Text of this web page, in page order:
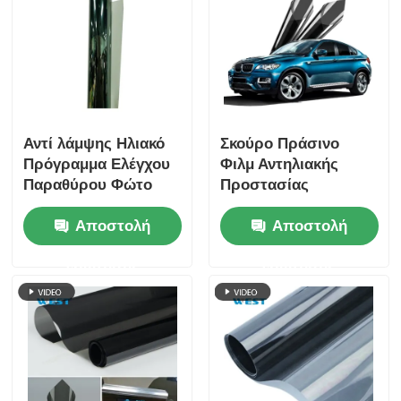
Αντί λάμψης Ηλιακό
Πρόγραμμα Ελέγχου
Παραθύρου Φώτο
Αντίσταση στην
Έκταση Ασφάλεια
του δέρματος
εσωτερικού
Αποστολή
Σκούρο Πράσινο
Φιλμ Αντηλιακής
Προστασίας
Παραθύρων
Αυτοκινήτου
Αυτοκόλλητο Με
Όραση
Αποστολή